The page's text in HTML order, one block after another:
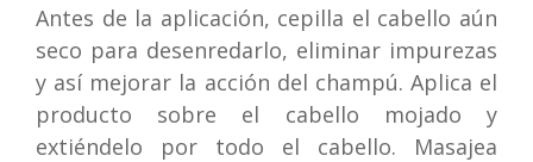
Antes de la aplicación, cepilla el cabello aún
seco para desenredarlo, eliminar impurezas
y así mejorar la acción del champú. Aplica el
producto sobre el cabello mojado y
extiéndelo por todo el cabello. Masajea